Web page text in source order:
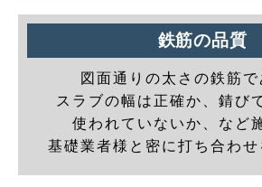
鉄筋の品質
図面通りの太さの鉄筋で
スラブの幅は正確か、錆び
使われていないか、など
基礎業者様と密に打ち合わせ